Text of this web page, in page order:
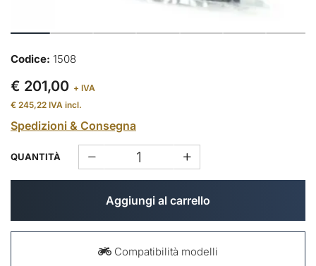
Codice: 1508
€ 201,00 + IVA
€ 245,22 IVA incl.
Spedizioni & Consegna
QUANTITÀ
Aggiungi al carrello
Compatibilità modelli